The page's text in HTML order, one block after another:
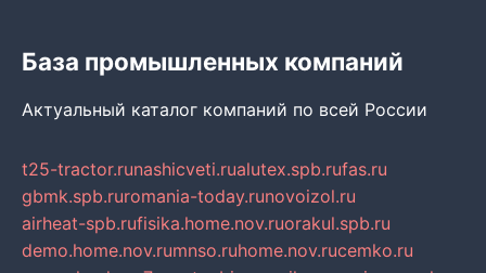
База промышленных компаний
Актуальный каталог компаний по всей России
t25-tractor.runashicveti.rualutex.spb.rufas.ru
gbmk.spb.ruromania-today.runovoizol.ru
airheat-spb.rufisika.home.nov.ruorakul.spb.ru
demo.home.nov.rumnso.ruhome.nov.rucemko.ru